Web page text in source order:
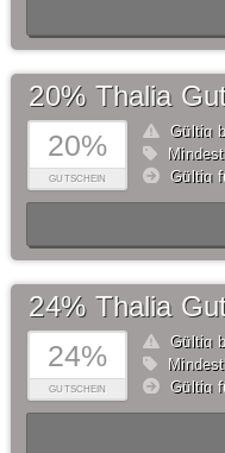
20%
GUTSCHEIN
20% Thalia
Gültig
Gültig
24%
GUTSCHEIN
24% Thalia
Gültig
Gültig